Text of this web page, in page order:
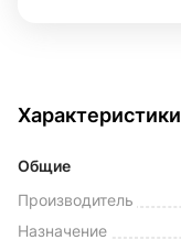
Характеристики
Общие
Производитель
Назначение